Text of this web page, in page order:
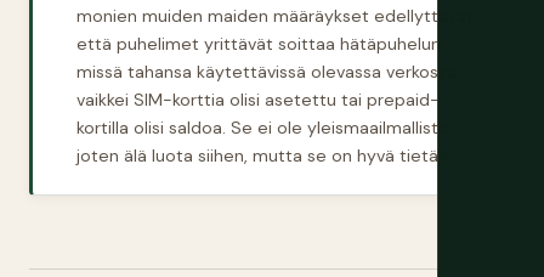
monien muiden maiden määräykset edellyttävät,
että puhelimet yrittävät soittaa hätäpuhelun
missä tahansa käytettävissä olevassa verkossa,
vaikkei SIM-korttia olisi asetettu tai prepaid-
kortilla olisi saldoa. Se ei ole yleismaailmallista,
joten älä luota siihen, mutta se on hyvä tietää.